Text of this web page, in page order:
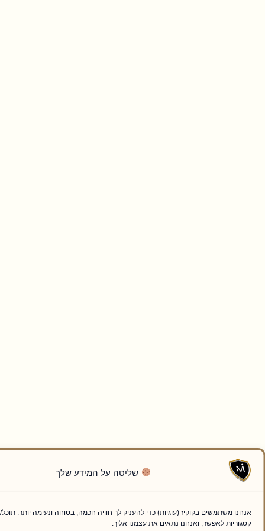
שליטה על המידע שלך
(עוגיות) כדי להעניק לך חוויה חכמה, בטוחה ונעימה יותר. תוכל/י לבחור אילו
ואנחנו נתאים את עצמנו אליך.